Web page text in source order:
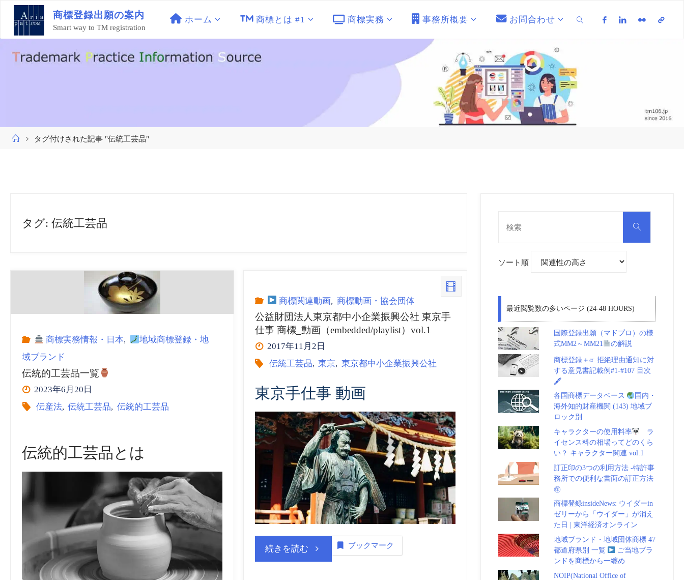
ン
商標登録出願の案内
Smart way to TM registration
ホーム 商標とは #1 商標実務 事務所概要 お問合わせ
ホ
タグ付けされた記事 "伝統工芸品"
タグ:伝統工芸品
商標実務情報・日本,
地域商標登録・地
域ブランド
伝統的工芸品一覧
2023年6月20日
伝産法, 伝統工芸品, 伝統的工芸品
伝統的工芸品とは
商標関連動画, 商標動画・協会団体
公益財団法人東京都中小企業振興公社 東京手
仕事 商標_動画（embedded/playlist）vol.1
2017年11月2日
伝統工芸品, 東京, 東京都中小企業振興公社
東京手仕事 動画
続きを読む “公 ブックマーク
検
ソート順
最近閲覧数の多いページ (24-48 HOURS)
国際登録出願（マドプロ）の様
式MM2～MM21
の解説
商標登録＋α: 拒絶理由通知に対
する意見書記載例#1-#107 目次
🖋
各国商標データベース
国内・
海外知的財産機関 (143) 地域ブ
ロック別
キャラクターの使用料率
ラ
イセンス料の相場ってどのくら
い？ キャラクター関連 vol.1
訂正印の3つの利用方法 -特許事
務所での便利な書面の訂正方法
㊞
商標登録insideNews: ウイダーin
ゼリーから「ウイダー」が消え
た日 | 東洋経済オンライン
地域ブランド・地域団体商標 47
都道府県別 一覧
ご当地ブラ
ンドを商標から一纏め
NOIP(National Office of